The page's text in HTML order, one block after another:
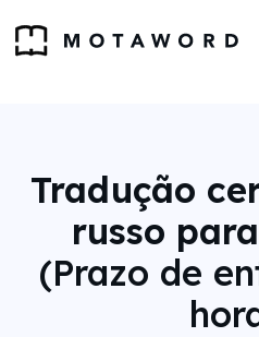
Tradução
russo
(Prazo de